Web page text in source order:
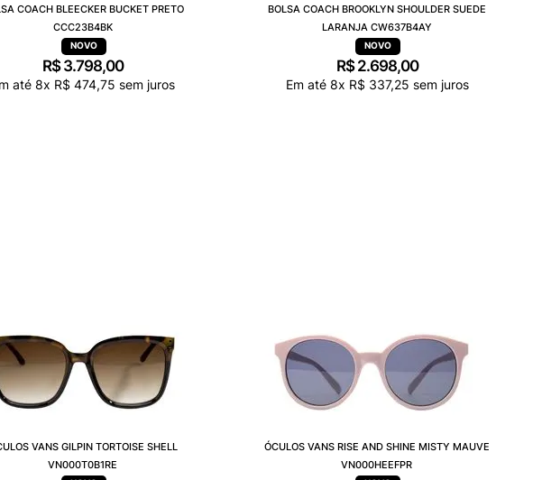
COACH BLEECKER BUCKET PRETO
CCC23B4BK
R$ 3.798,00
até 8x R$ 474,75 sem juros
BOLSA COACH BROOKLYN SHOULDER SUEDE
LARANJA CW637B4AY
R$ 2.698,00
Em até 8x R$ 337,25 sem juros
VANS GILPIN TORTOISE SHELL
VN000T0B1RE
ÓCULOS VANS RISE AND SHINE MISTY MAUVE
VN000HEEFPR